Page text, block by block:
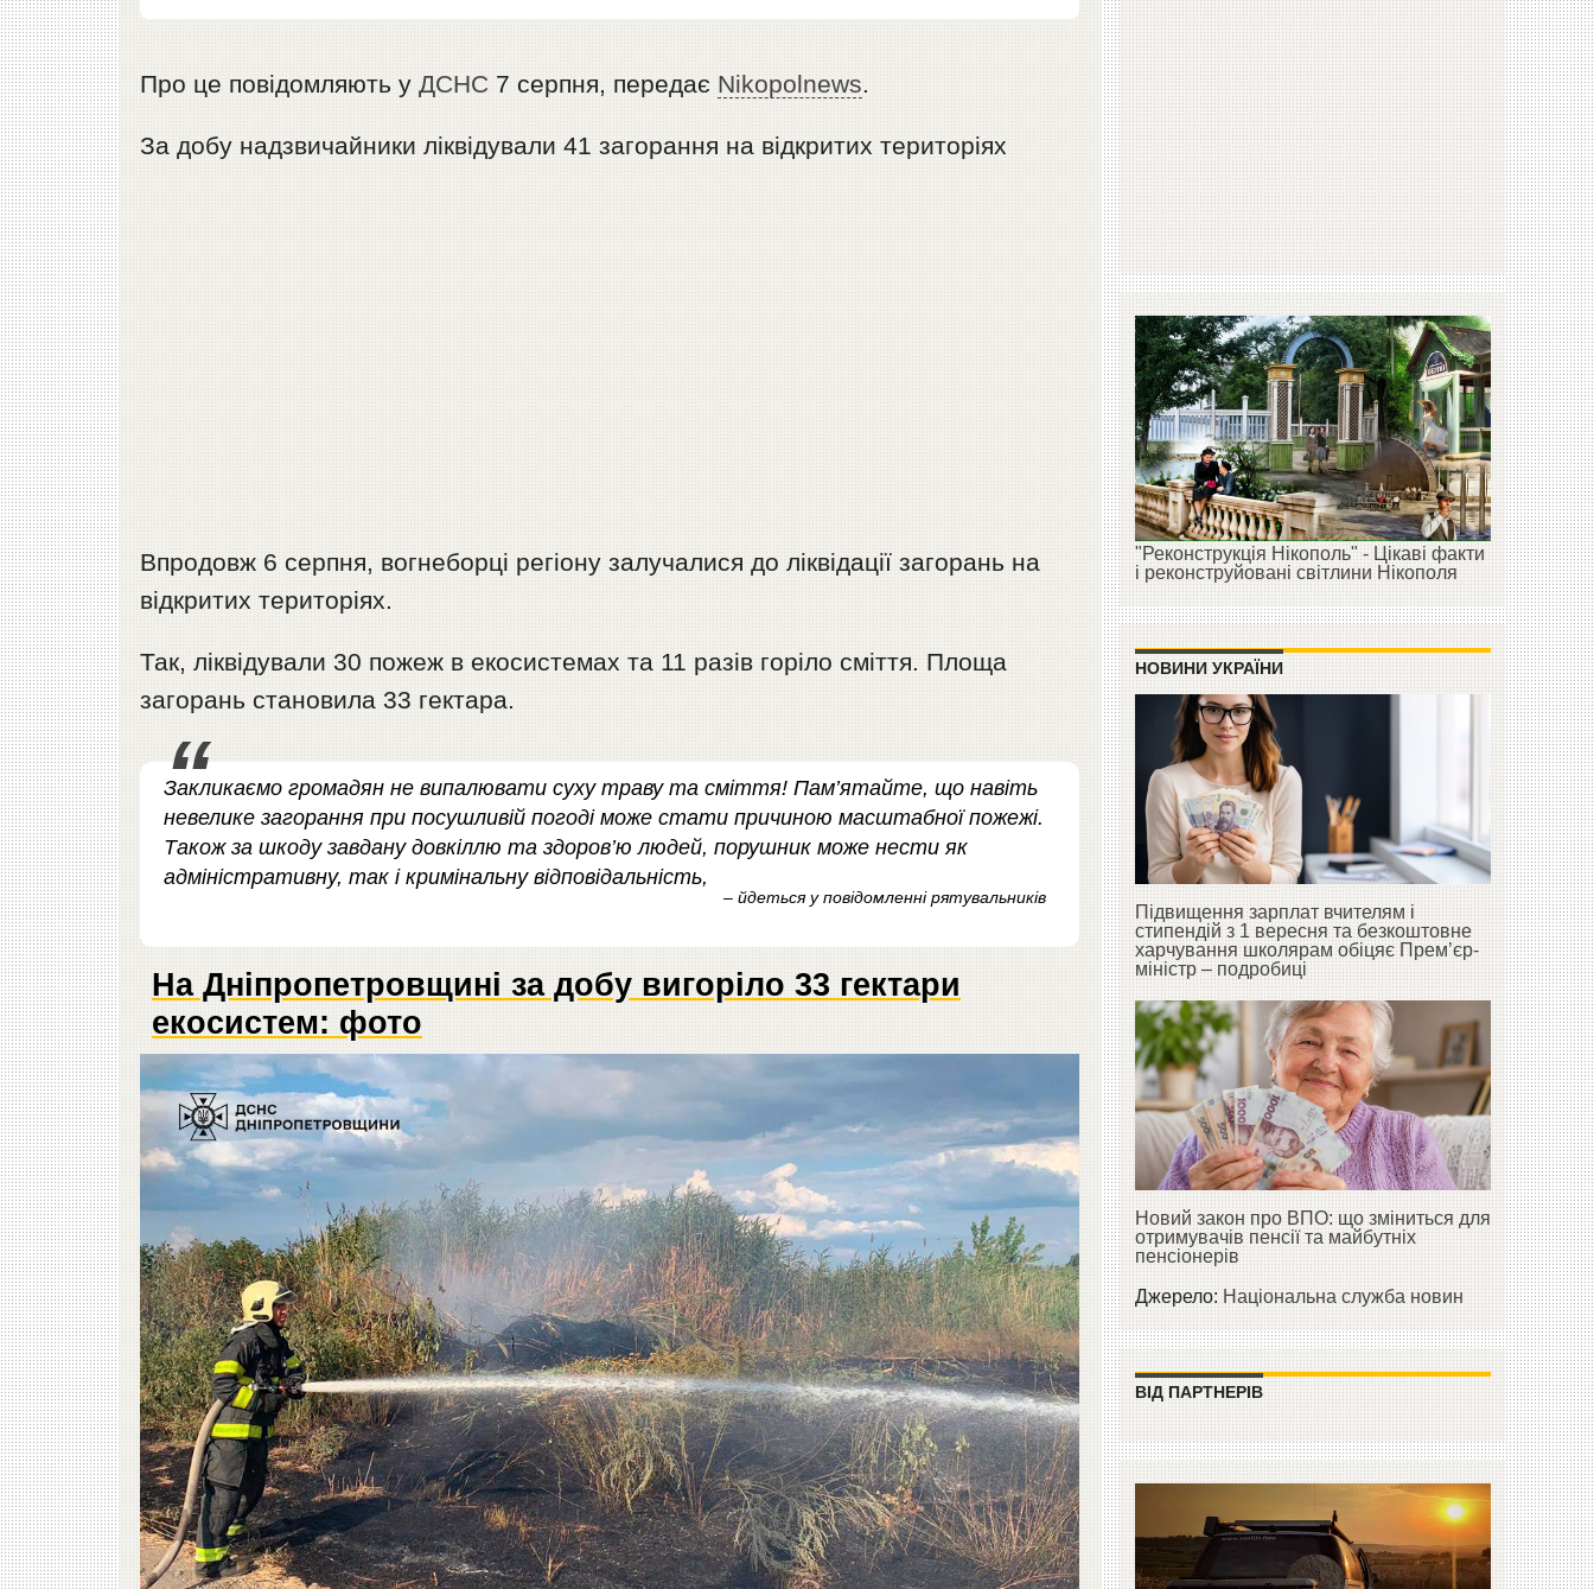
Про це повідомляють уДСНС 7 серпня, передає Nikopolnews.
За добу надзвичайники ліквідували 41 загорання на відкритих територіях
Впродовж 6 серпня, вогнеборці регіону залучалися до ліквідації загорань на
відкритих територіях.
Так, ліквідували 30 пожеж в екосистемах та 11 разів горіло сміття. Площа
загорань становила 33 гектара.
Закликаємо громадян не випалювати суху траву та сміття! Пам’ятайте, що навіть
невелике загорання при посушливій погоді може стати причиною масштабної пожежі.
Також за шкоду завдану довкіллю та здоров’ю людей, порушник може нести як
адміністративну, так і кримінальну відповідальність,
– йдеться у повідомленні рятувальників
На Дніпропетровщині за добу вигоріло 33 гектари
екосистем: фото
"Реконструкція Нікополь" - Цікаві факти
і реконструйовані світлини Нікополя
НОВИНИ УКРАЇНИ
Підвищення зарплат вчителям і
стипендій з 1 вересня та безкоштовне
харчування школярам обіцяє Прем’єр-
міністр – подробиці
Новий закон про ВПО: що зміниться для
отримувачів пенсії та майбутніх
пенсіонерів
Джерело:Національна служба новин
ВІД ПАРТНЕРІВ